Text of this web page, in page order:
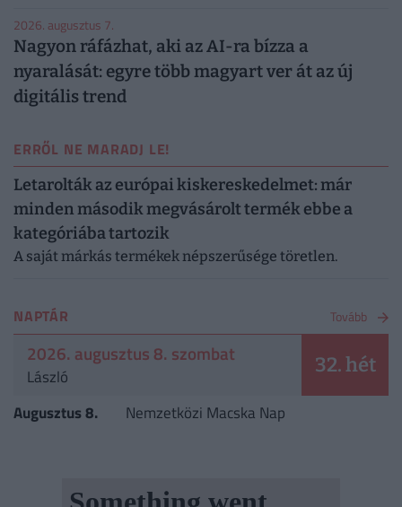
2026. augusztus 7.
Nagyon ráfázhat, aki az AI-ra bízza a
nyaralását: egyre több magyart ver át az új
digitális trend
ERRŐL NE MARADJ LE!
Letarolták az európai kiskereskedelmet: már
minden második megvásárolt termék ebbe a
kategóriába tartozik
A saját márkás termékek népszerűsége töretlen.
NAPTÁR Tovább
2026. augusztus 8. szombat
László 32. hét
Augusztus 8. Nemzetközi Macska Nap